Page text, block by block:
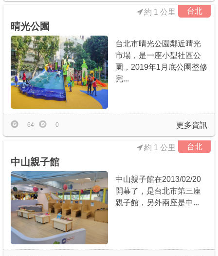
台北
約 1 公里
晴光公園
台北市晴光公園鄰近晴光
市場，是一座小型社區公
園，2019年1月底公園整修
完...
更多資訊
64 0
台北
約 1 公里
中山親子館
中山親子館在2013/02/20
開幕了，是台北市第三座
親子館，另外兩座是中...